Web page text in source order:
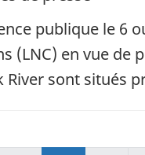
publique le 6
(LNC) en vue de
sont situés